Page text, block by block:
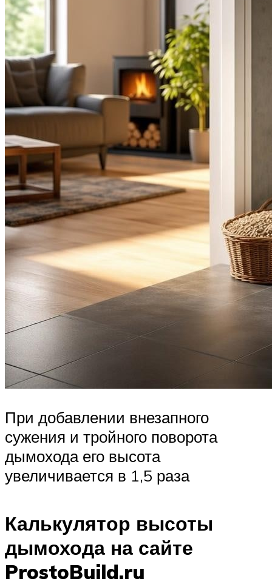
При добавлении внезапного
сужения и тройного поворота
дымохода его высота
увеличивается в 1,5 раза
Калькулятор высоты
дымохода на сайте
ProstoBuild.ru